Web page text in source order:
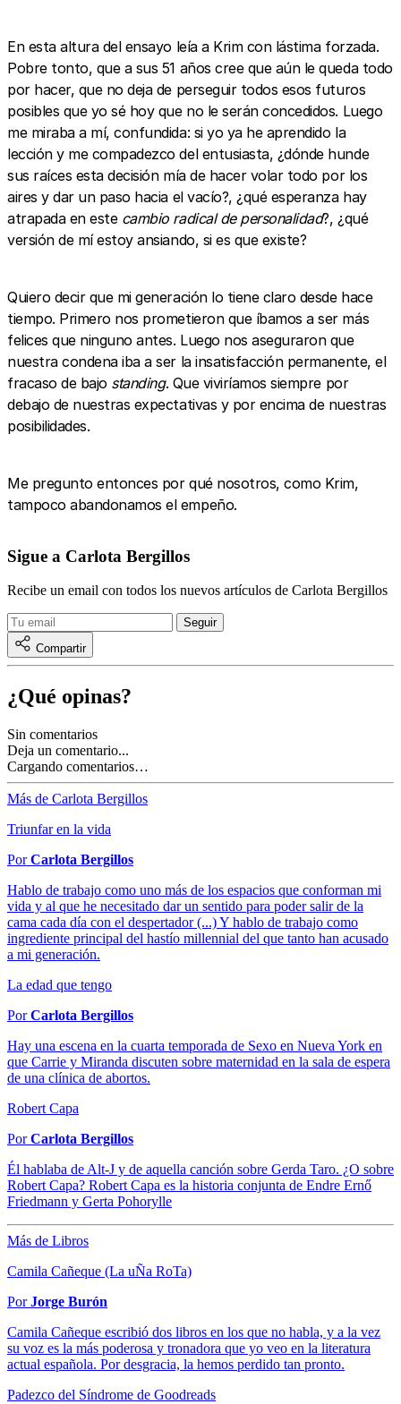
En esta altura del ensayo leía a Krim con lástima forzada.
Pobre tonto, que a sus 51 años cree que aún le queda todo
por hacer, que no deja de perseguir todos esos futuros
posibles que yo sé hoy que no le serán concedidos. Luego
me miraba a mí, confundida: si yo ya he aprendido la
lección y me compadezco del entusiasta, ¿dónde hunde
sus raíces esta decisión mía de hacer volar todo por los
aires y dar un paso hacia el vacío?, ¿qué esperanza hay
atrapada en este cambio radical de personalidad?, ¿qué
versión de mí estoy ansiando, si es que existe?
Quiero decir que mi generación lo tiene claro desde hace
tiempo. Primero nos prometieron que íbamos a ser más
felices que ninguno antes. Luego nos aseguraron que
nuestra condena iba a ser la insatisfacción permanente, el
fracaso de bajo standing. Que viviríamos siempre por
debajo de nuestras expectativas y por encima de nuestras
posibilidades.
Me pregunto entonces por qué nosotros, como Krim,
tampoco abandonamos el empeño.
Sigue a Carlota Bergillos
Recibe un email con todos los nuevos artículos de Carlota Bergillos
Compartir
¿Qué opinas?
Sin comentarios
Deja un comentario...
Cargando comentarios…
Más de Carlota Bergillos
Triunfar en la vida
PorCarlota Bergillos
Hablo de trabajo como uno más de los espacios que conforman mi
vida y al que he necesitado dar un sentido para poder salir de la
cama cada día con el despertador (...) Y hablo de trabajo como
ingrediente principal del hastío millennial del que tanto han acusado
a mi generación.
La edad que tengo
PorCarlota Bergillos
Hay una escena en la cuarta temporada de Sexo en Nueva York en
que Carrie y Miranda discuten sobre maternidad en la sala de espera
de una clínica de abortos.
Robert Capa
PorCarlota Bergillos
Él hablaba de Alt-J y de aquella canción sobre Gerda Taro. ¿O sobre
Robert Capa? Robert Capa es la historia conjunta de Endre Ernő
Friedmann y Gerta Pohorylle
Más de Libros
Camila Cañeque (La uÑa RoTa)
PorJorge Burón
Camila Cañeque escribió dos libros en los que no habla, y a la vez
su voz es la más poderosa y tronadora que yo veo en la literatura
actual española. Por desgracia, la hemos perdido tan pronto.
Padezco del Síndrome de Goodreads